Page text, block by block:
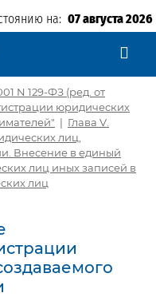
на: 07 августа 2026
N 129-ФЗ (ред. от
юридических
| Глава V.
лиц,
Внесение в единый
лиц иных записей в
лиц